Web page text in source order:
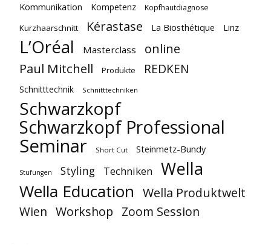
Kommunikation Kompetenz Kopfhautdiagnose
Kurzhaarschnitt Kérastase La Biosthétique Linz
L’Oréal Masterclass online
Paul Mitchell Produkte REDKEN
Schnitttechnik Schnitttechniken
Schwarzkopf
Schwarzkopf Professional
Seminar Short Cut Steinmetz-Bundy
Stufungen Styling Techniken Wella
Wella Education Wella Produktwelt
Wien Workshop Zoom Session